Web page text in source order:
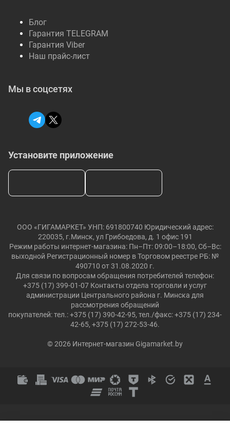
Блог
Гарантия TELEGRAM
Гарантия Viber
Наш прайс-лист
Установите приложение
Мы в соцсетях
ООО «ГИГАМАРКЕТ» УНП: 691800740 Юридический адрес:
220035, г.Минск, ул Грибоедова, д. 1 офис 191
Режим работы интернет-магазина: Пн–Пт: 09:00–18:00, Сб–Вс:
выходной Регистрационный номер в Торговом реестре РБ: №
490710 от 31.08.2020 г.
Для связи по вопросам обращения потребителей телефон:
+375 (17) 399-01-07 Контакты отдела торговли и услуг
администрации Центрального района г. Минска для
рассмотрения обращений
покупателей: тел.: +375 (17) 390-42-95, тел./факс: +375 (17) 234-
42-65, +375 (17) 272-53-46.
© 2026 Интернет-магазин Gigamarket.by